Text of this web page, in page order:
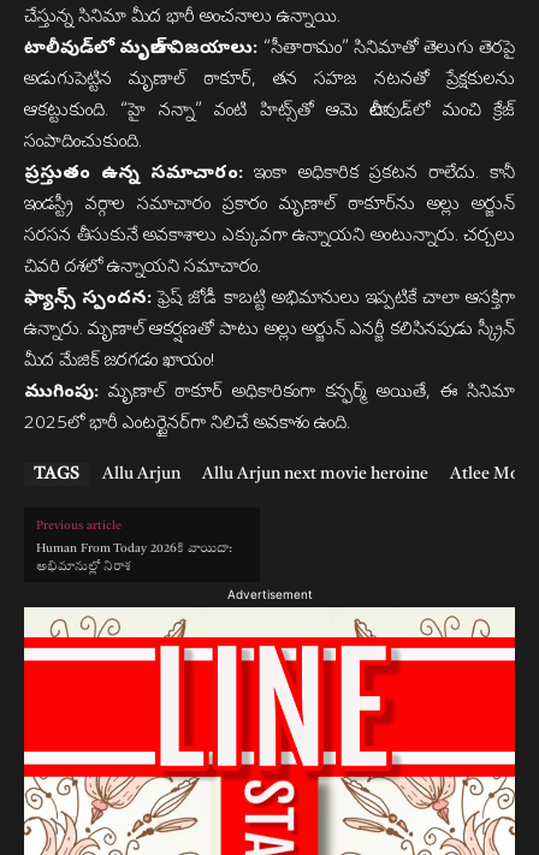
చేస్తున్న సినిమా మీద భారీ అంచనాలు ఉన్నాయి.
టాలీవుడ్‌లో మృణాల్ విజయాలు: “సీతారామం” సినిమాతో తెలుగు తెరపై
అడుగుపెట్టిన మృణాల్ ఠాకూర్, తన సహజ నటనతో ప్రేక్షకులను
ఆకట్టుకుంది. “హై నన్నా” వంటి హిట్స్‌తో ఆమె టాలీవుడ్‌లో మంచి క్రేజ్
సంపాదించుకుంది.
ప్రస్తుతం ఉన్న సమాచారం: ఇంకా అధికారిక ప్రకటన రాలేదు. కానీ
ఇండస్ట్రీ వర్గాల సమాచారం ప్రకారం మృణాల్ ఠాకూర్‌ను అల్లు అర్జున్
సరసన తీసుకునే అవకాశాలు ఎక్కువగా ఉన్నాయని అంటున్నారు. చర్చలు
చివరి దశలో ఉన్నాయని సమాచారం.
ఫ్యాన్స్ స్పందన: ఫ్రెష్ జోడీ కాబట్టి అభిమానులు ఇప్పటికే చాలా ఆసక్తిగా
ఉన్నారు. మృణాల్ ఆకర్షణతో పాటు అల్లు అర్జున్ ఎనర్జీ కలిసినపుడు స్క్రీన్
మీద మేజిక్ జరగడం ఖాయం!
ముగింపు: మృణాల్ ఠాకూర్ అధికారికంగా కన్ఫర్మ్ అయితే, ఈ సినిమా
2025లో భారీ ఎంటర్టైనర్‌గా నిలిచే అవకాశం ఉంది.
TAGS Allu Arjun Allu Arjun next movie heroine Atlee
Previous article
Human From Today 2026కి వాయిదా:
అభిమానుల్లో నిరాశ
Advertisement